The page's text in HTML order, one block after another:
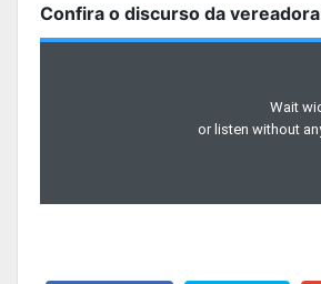
Confira o discurso da